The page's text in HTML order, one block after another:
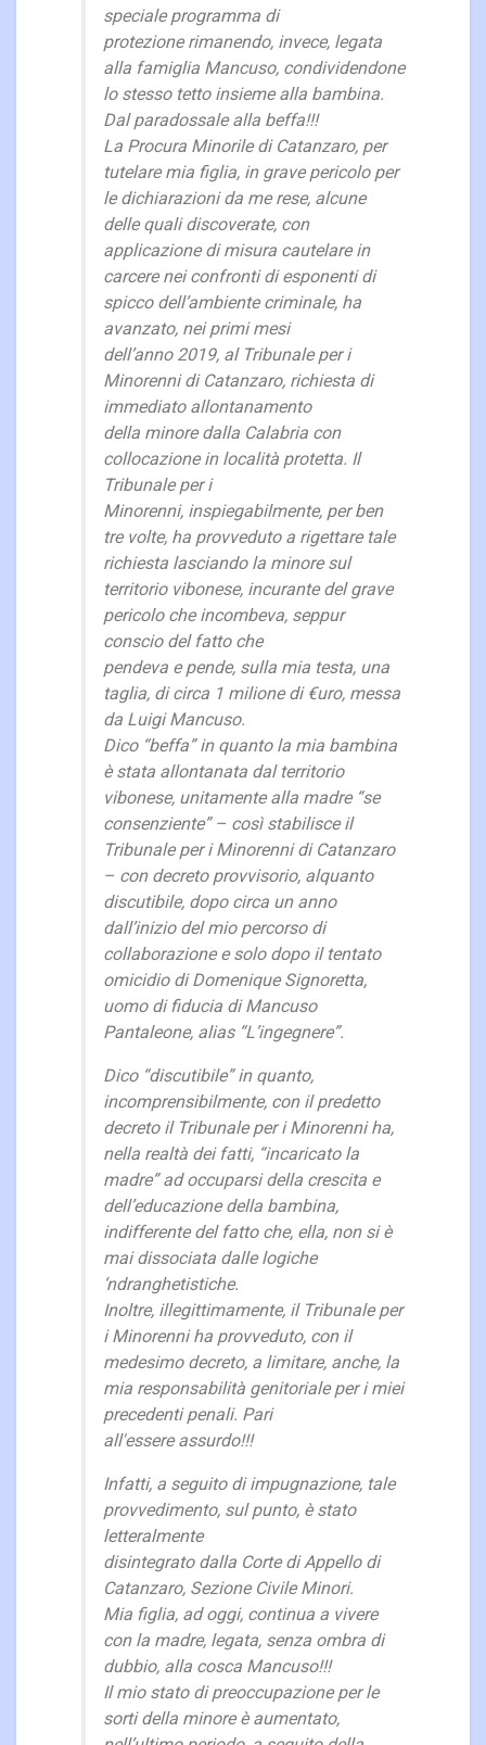
speciale programma di
protezione rimanendo, invece, legata
alla famiglia Mancuso, condividendone
lo stesso tetto insieme alla bambina.
Dal paradossale alla beffa!!!
La Procura Minorile di Catanzaro, per
tutelare mia figlia, in grave pericolo per
le dichiarazioni da me rese, alcune
delle quali discoverate, con
applicazione di misura cautelare in
carcere nei confronti di esponenti di
spicco dell’ambiente criminale, ha
avanzato, nei primi mesi
dell’anno 2019, al Tribunale per i
Minorenni di Catanzaro, richiesta di
immediato allontanamento
della minore dalla Calabria con
collocazione in località protetta. Il
Tribunale per i
Minorenni, inspiegabilmente, per ben
tre volte, ha provveduto a rigettare tale
richiesta lasciando la minore sul
territorio vibonese, incurante del grave
pericolo che incombeva, seppur
conscio del fatto che
pendeva e pende, sulla mia testa, una
taglia, di circa 1 milione di €uro, messa
da Luigi Mancuso.
Dico “beffa” in quanto la mia bambina
è stata allontanata dal territorio
vibonese, unitamente alla madre “se
consenziente” – così stabilisce il
Tribunale per i Minorenni di Catanzaro
– con decreto provvisorio, alquanto
discutibile, dopo circa un anno
dall’inizio del mio percorso di
collaborazione e solo dopo il tentato
omicidio di Domenique Signoretta,
uomo di fiducia di Mancuso
Pantaleone, alias “L’ingegnere”.
Dico “discutibile” in quanto,
incomprensibilmente, con il predetto
decreto il Tribunale per i Minorenni ha,
nella realtà dei fatti, “incaricato la
madre” ad occuparsi della crescita e
dell’educazione della bambina,
indifferente del fatto che, ella, non si è
mai dissociata dalle logiche
‘ndranghetistiche.
Inoltre, illegittimamente, il Tribunale per
i Minorenni ha provveduto, con il
medesimo decreto, a limitare, anche, la
mia responsabilità genitoriale per i miei
precedenti penali. Pari
all'essere assurdo!!!
Infatti, a seguito di impugnazione, tale
provvedimento, sul punto, è stato
letteralmente
disintegrato dalla Corte di Appello di
Catanzaro, Sezione Civile Minori.
Mia figlia, ad oggi, continua a vivere
con la madre, legata, senza ombra di
dubbio, alla cosca Mancuso!!!
Il mio stato di preoccupazione per le
sorti della minore è aumentato,